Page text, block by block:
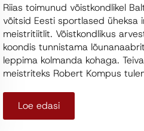
Riias toimunud võistkondlikel
võitsid Eesti sportlased üheksa
meistritiitlit. Võistkondlikus
koondis tunnistama
leppima kolmanda kohaga.
meistriteks Robert Kompus
Loe edasi